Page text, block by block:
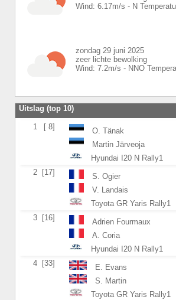
Wind: 6.17m/s - N
zondag 29 juni 2025
zeer lichte bewolking
Wind: 7.2m/s - NNO
Uitslag (top 10)
1 [ 8] O. Tänak
Martin Järveoja
Hyundai I20 N Rally1
2
[17] S. Ogier
V. Landais
Toyota GR Yaris Rally1
3
[16] Adrien Fourmaux
A. Coria
Hyundai I20 N Rally1
4
[33] E. Evans
S. Martin
Toyota GR Yaris Rally1